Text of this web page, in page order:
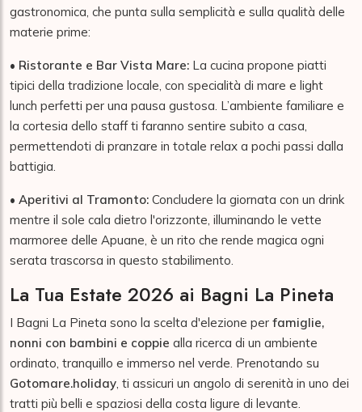
gastronomica, che punta sulla semplicità e sulla qualità delle
materie prime:
• Ristorante e Bar Vista Mare: La cucina propone piatti
tipici della tradizione locale, con specialità di mare e light
lunch perfetti per una pausa gustosa. L’ambiente familiare e
la cortesia dello staff ti faranno sentire subito a casa,
permettendoti di pranzare in totale relax a pochi passi dalla
battigia.
• Aperitivi al Tramonto: Concludere la giornata con un drink
mentre il sole cala dietro l'orizzonte, illuminando le vette
marmoree delle Apuane, è un rito che rende magica ogni
serata trascorsa in questo stabilimento.
La Tua Estate 2026 ai Bagni La Pineta
I Bagni La Pineta sono la scelta d'elezione per famiglie,
nonni con bambini e coppie alla ricerca di un ambiente
ordinato, tranquillo e immerso nel verde. Prenotando su
Gotomare.holiday , ti assicuri un angolo di serenità in uno dei
tratti più belli e spaziosi della costa ligure di levante.